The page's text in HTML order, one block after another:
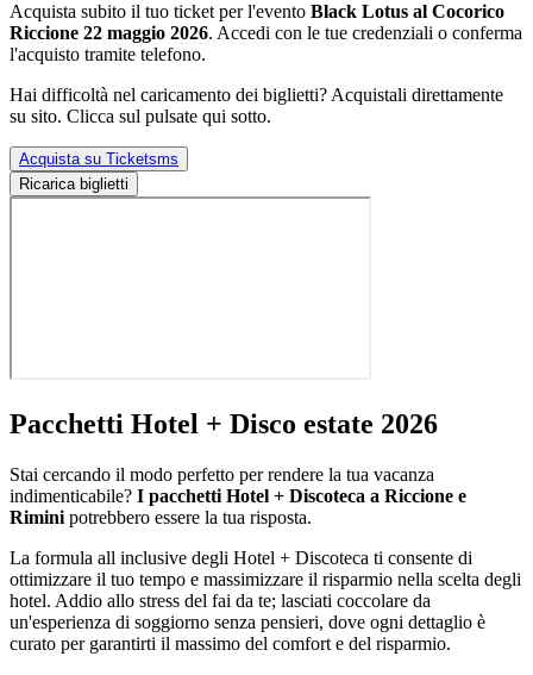
Acquista subito il tuo ticket per l'evento Black Lotus al Cocorico
Riccione 22 maggio 2026. Accedi con le tue credenziali o conferma
l'acquisto tramite telefono.
Hai difficoltà nel caricamento dei biglietti? Acquistali direttamente
su sito. Clicca sul pulsate qui sotto.
Acquista su Ticketsms
Ricarica biglietti
Pacchetti Hotel + Disco estate 2026
Stai cercando il modo perfetto per rendere la tua vacanza
indimenticabile? I pacchetti Hotel + Discoteca a Riccione e
Rimini potrebbero essere la tua risposta.
La formula all inclusive degli Hotel + Discoteca ti consente di
ottimizzare il tuo tempo e massimizzare il risparmio nella scelta degli
hotel. Addio allo stress del fai da te; lasciati coccolare da
un'esperienza di soggiorno senza pensieri, dove ogni dettaglio è
curato per garantirti il massimo del comfort e del risparmio.